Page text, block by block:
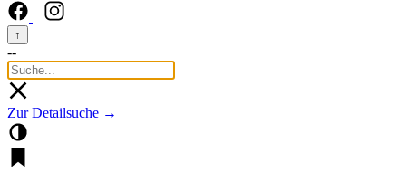
↑
--
Zur Detailsuche →